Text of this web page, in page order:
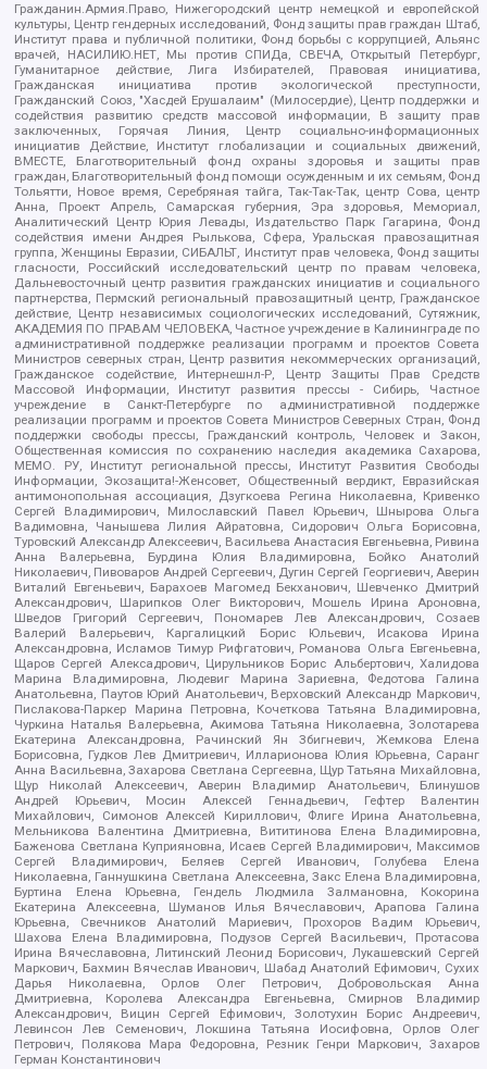
Гражданин.Армия.Право, Нижегородский центр немецкой и европейской
культуры, Центр гендерных исследований, Фонд защиты прав граждан Штаб,
Институт права и публичной политики, Фонд борьбы с коррупцией, Альянс
врачей, НАСИЛИЮ.НЕТ, Мы против СПИДа, СВЕЧА, Открытый Петербург,
Гуманитарное действие, Лига Избирателей, Правовая инициатива,
Гражданская инициатива против экологической преступности,
Гражданский Союз, "Хасдей Ерушалаим" (Милосердие), Центр поддержки и
содействия развитию средств массовой информации, В защиту прав
заключенных, Горячая Линия, Центр социально-информационных
инициатив Действие, Институт глобализации и социальных движений,
ВМЕСТЕ, Благотворительный фонд охраны здоровья и защиты прав
граждан, Благотворительный фонд помощи осужденным и их семьям, Фонд
Тольятти, Новое время, Серебряная тайга, Так-Так-Так, центр Сова, центр
Анна, Проект Апрель, Самарская губерния, Эра здоровья, Мемориал,
Аналитический Центр Юрия Левады, Издательство Парк Гагарина, Фонд
содействия имени Андрея Рылькова, Сфера, Уральская правозащитная
группа, Женщины Евразии, СИБАЛЬТ, Институт прав человека, Фонд защиты
гласности, Российский исследовательский центр по правам человека,
Дальневосточный центр развития гражданских инициатив и социального
партнерства, Пермский региональный правозащитный центр, Гражданское
действие, Центр независимых социологических исследований, Сутяжник,
АКАДЕМИЯ ПО ПРАВАМ ЧЕЛОВЕКА, Частное учреждение в Калининграде по
административной поддержке реализации программ и проектов Совета
Министров северных стран, Центр развития некоммерческих организаций,
Гражданское содействие, Интернешнл-Р, Центр Защиты Прав Средств
Массовой Информации, Институт развития прессы - Сибирь, Частное
учреждение в Санкт-Петербурге по административной поддержке
реализации программ и проектов Совета Министров Северных Стран, Фонд
поддержки свободы прессы, Гражданский контроль, Человек и Закон,
Общественная комиссия по сохранению наследия академика Сахарова,
МЕМО. РУ, Институт региональной прессы, Институт Развития Свободы
Информации, Экозащита!-Женсовет, Общественный вердикт, Евразийская
антимонопольная ассоциация, Дзугкоева Регина Николаевна, Кривенко
Сергей Владимирович, Милославский Павел Юрьевич, Шнырова Ольга
Вадимовна, Чанышева Лилия Айратовна, Сидорович Ольга Борисовна,
Туровский Александр Алексеевич, Васильева Анастасия Евгеньевна, Ривина
Анна Валерьевна, Бурдина Юлия Владимировна, Бойко Анатолий
Николаевич, Пивоваров Андрей Сергеевич, Дугин Сергей Георгиевич, Аверин
Виталий Евгеньевич, Барахоев Магомед Бекханович, Шевченко Дмитрий
Александрович, Шарипков Олег Викторович, Мошель Ирина Ароновна,
Шведов Григорий Сергеевич, Пономарев Лев Александрович, Созаев
Валерий Валерьевич, Каргалицкий Борис Юльевич, Исакова Ирина
Александровна, Исламов Тимур Рифгатович, Романова Ольга Евгеньевна,
Щаров Сергей Алексадрович, Цирульников Борис Альбертович, Халидова
Марина Владимировна, Людевиг Марина Зариевна, Федотова Галина
Анатольевна, Паутов Юрий Анатольевич, Верховский Александр Маркович,
Пислакова-Паркер Марина Петровна, Кочеткова Татьяна Владимировна,
Чуркина Наталья Валерьевна, Акимова Татьяна Николаевна, Золотарева
Екатерина Александровна, Рачинский Ян Збигневич, Жемкова Елена
Борисовна, Гудков Лев Дмитриевич, Илларионова Юлия Юрьевна, Саранг
Анна Васильевна, Захарова Светлана Сергеевна, Щур Татьяна Михайловна,
Щур Николай Алексеевич, Аверин Владимир Анатольевич, Блинушов
Андрей Юрьевич, Мосин Алексей Геннадьевич, Гефтер Валентин
Михайлович, Симонов Алексей Кириллович, Флиге Ирина Анатольевна,
Мельникова Валентина Дмитриевна, Вититинова Елена Владимировна,
Баженова Светлана Куприяновна, Исаев Сергей Владимирович, Максимов
Сергей Владимирович, Беляев Сергей Иванович, Голубева Елена
Николаевна, Ганнушкина Светлана Алексеевна, Закс Елена Владимировна,
Буртина Елена Юрьевна, Гендель Людмила Залмановна, Кокорина
Екатерина Алексеевна, Шуманов Илья Вячеславович, Арапова Галина
Юрьевна, Свечников Анатолий Мариевич, Прохоров Вадим Юрьевич,
Шахова Елена Владимировна, Подузов Сергей Васильевич, Протасова
Ирина Вячеславовна, Литинский Леонид Борисович, Лукашевский Сергей
Маркович, Бахмин Вячеслав Иванович, Шабад Анатолий Ефимович, Сухих
Дарья Николаевна, Орлов Олег Петрович, Добровольская Анна
Дмитриевна, Королева Александра Евгеньевна, Смирнов Владимир
Александрович, Вицин Сергей Ефимович, Золотухин Борис Андреевич,
Левинсон Лев Семенович, Локшина Татьяна Иосифовна, Орлов Олег
Петрович, Полякова Мара Федоровна, Резник Генри Маркович, Захаров
Герман Константинович